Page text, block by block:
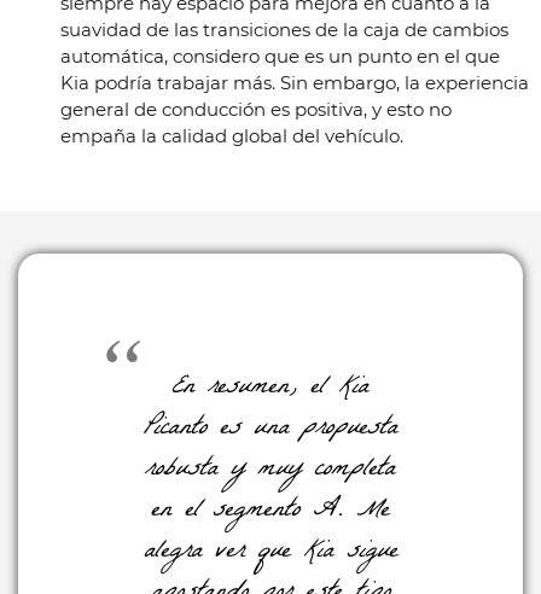
suavidad de las transiciones de la caja de cambios
automática, considero que es un punto en el que
Kia podría trabajar más. Sin embargo, la experiencia
general de conducción es positiva, y esto no
empaña la calidad global del vehículo.
En resumen, el Kia
Picanto es una propuesta
robusta y muy completa
en el segmento A. Me
alegra ver que Kia sigue